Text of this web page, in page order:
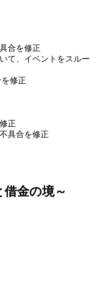
合を修正
イベントをスルー
修正
正
合を修正
金の境～